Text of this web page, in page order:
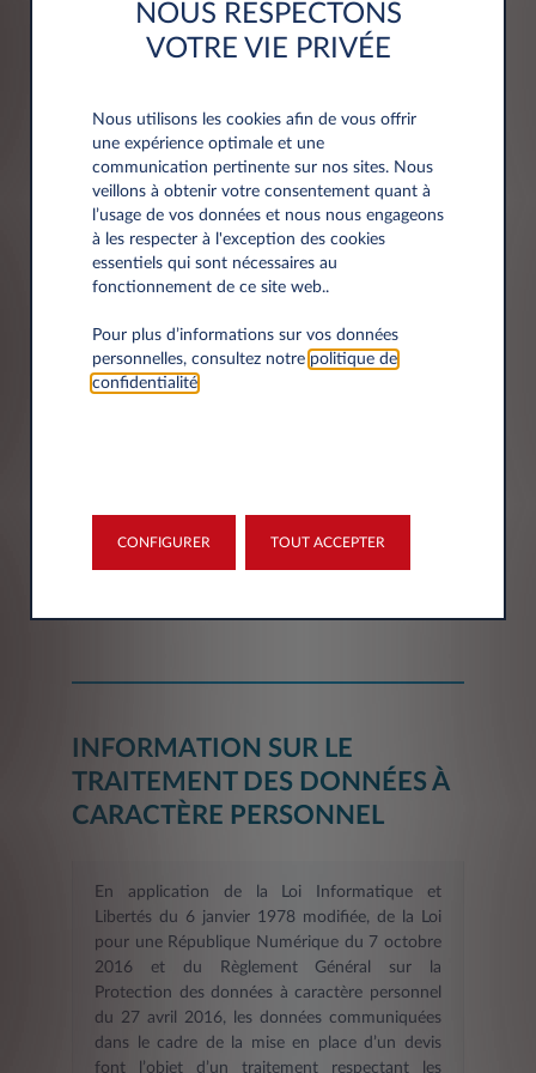
Adresse
Code postal*
Département*
INFORMATION SUR LE
TRAITEMENT DES DONNÉES À
CARACTÈRE PERSONNEL
En application de la Loi Informatique et
Libertés du 6 janvier 1978 modifiée, de la Loi
pour une République Numérique du 7 octobre
2016 et du Règlement Général sur la
Protection des données à caractère personnel
du 27 avril 2016, les données communiquées
dans le cadre de la mise en place d’un devis
font l’objet d’un traitement respectant les
NOUS RESPECTONS
VOTRE VIE PRIVÉE
Nous utilisons les cookies afin de vous offrir
une expérience optimale et une
communication pertinente sur nos sites. Nous
veillons à obtenir votre consentement quant à
l’usage de vos données et nous nous engageons
à les respecter à l'exception des cookies
essentiels qui sont nécessaires au
fonctionnement de ce site web..
Pour plus d’informations sur vos données
personnelles, consultez notre politique de
confidentialité.
CONFIGURER TOUT ACCEPTER